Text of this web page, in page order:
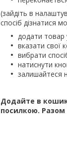
(зайдіть в
спосіб дізнатися
додати товар
вказати свої
вибрати
натиснути
залишайтеся
Додайте в кошик
посилкою. Разом